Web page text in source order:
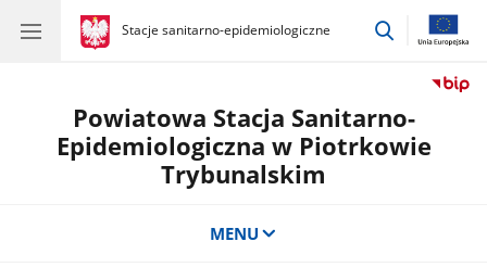
gov.pl
Stacje sanitarno-epidemiologiczne
gov.pl
Stacje
przejdź
Powiatowa Stacja Sanitarno-
Epidemiologiczna w Piotrkowie
Trybunalskim
MENU